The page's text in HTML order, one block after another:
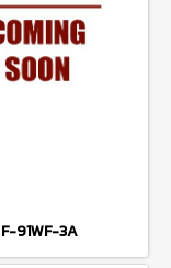
F-91WF-3A